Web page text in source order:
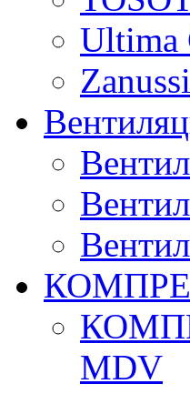
Ultima
Zanussi
MDV